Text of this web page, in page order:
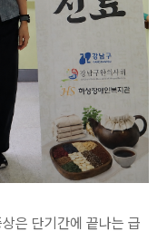
은 단기간에 끝나는 급